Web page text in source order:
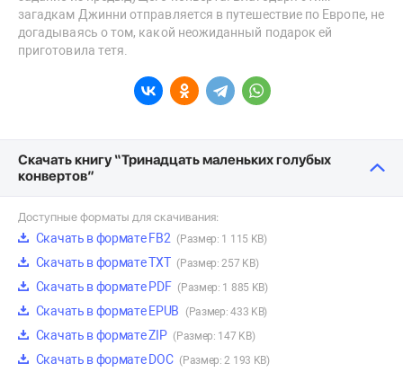
загадкам Джинни отправляется в путешествие по Европе, не
догадываясь о том, какой неожиданный подарок ей
приготовила тетя.
Скачать книгу “Тринадцать маленьких голубых
конвертов”
Доступные форматы для скачивания:
Скачать в формате FB2 (Размер: 1 115 KB)
Скачать в формате TXT (Размер: 257 KB)
Скачать в формате PDF (Размер: 1 885 KB)
Скачать в формате EPUB (Размер: 433 KB)
Скачать в формате ZIP (Размер: 147 KB)
Скачать в формате DOC (Размер: 2 193 KB)